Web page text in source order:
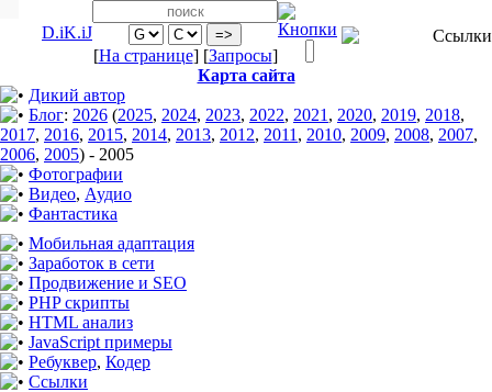
D.iK.iJ
[На странице] [Запросы]
Карта сайта
Дикий автор
Блог: 2026 (2025, 2024, 2023, 2022, 2021 , 2020, 2019, 2018,
2017, 2016, 2015, 2014, 2013, 2012, 2011 , 2010, 2009, 2008, 2007,
2006, 2005) - 2005
Фотографии
Видео, Аудио
Фантастика
Мобильная адаптация
Заработок в сети
Продвижение и SEO
PHP скрипты
HTML анализ
JavaScript примеры
Ребуквер, Кодер
Ссылки